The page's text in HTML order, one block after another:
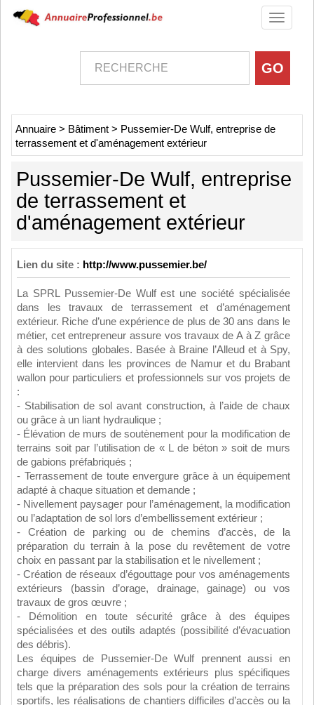
Toggle
Annuaire > Bâtiment > Pussemier-De Wulf, entreprise de
terrassement et d'aménagement extérieur
Pussemier-De Wulf, entreprise
de terrassement et
d'aménagement extérieur
Lien du site : http://www.pussemier.be/
La SPRL Pussemier-De Wulf est une société spécialisée
dans les travaux de terrassement et d’aménagement
extérieur. Riche d’une expérience de plus de 30 ans dans le
métier, cet entrepreneur assure vos travaux de A à Z grâce
à des solutions globales. Basée à Braine l’Alleud et à Spy,
elle intervient dans les provinces de Namur et du Brabant
wallon pour particuliers et professionnels sur vos projets de
:
- Stabilisation de sol avant construction, à l’aide de chaux
ou grâce à un liant hydraulique ;
- Élévation de murs de soutènement pour la modification de
terrains soit par l’utilisation de « L de béton » soit de murs
de gabions préfabriqués ;
- Terrassement de toute envergure grâce à un équipement
adapté à chaque situation et demande ;
- Nivellement paysager pour l’aménagement, la modification
ou l’adaptation de sol lors d’embellissement extérieur ;
- Création de parking ou de chemins d’accès, de la
préparation du terrain à la pose du revêtement de votre
choix en passant par la stabilisation et le nivellement ;
- Création de réseaux d’égouttage pour vos aménagements
extérieurs (bassin d’orage, drainage, gainage) ou vos
travaux de gros œuvre ;
- Démolition en toute sécurité grâce à des équipes
spécialisées et des outils adaptés (possibilité d’évacuation
des débris).
Les équipes de Pussemier-De Wulf prennent aussi en
charge divers aménagements extérieurs plus spécifiques
tels que la préparation des sols pour la création de terrains
sportifs, les réalisations de chantiers difficiles d’accès ou la